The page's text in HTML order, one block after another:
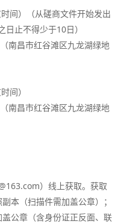
间）（从磋商文件开始发出
日止不得少于10日）
南昌市红谷滩区九龙湖绿地
间）
南昌市红谷滩区九龙湖绿地
）线上获取。获取
本（扫描件需加盖公章）；
公章（含身份证正反面、联